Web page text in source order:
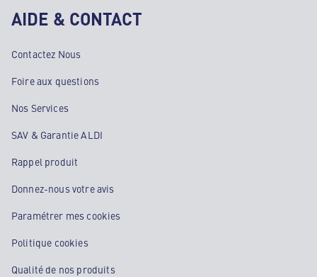
AIDE & CONTACT
Contactez Nous
Foire aux questions
Nos Services
SAV & Garantie ALDI
Rappel produit
Donnez-nous votre avis
Paramétrer mes cookies
Politique cookies
Qualité de nos produits